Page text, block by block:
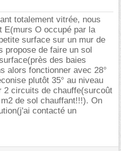
totalement vitrée, nous
E(murs O occupé par la
surface sur un mur de
propose de faire un sol
des baies
alors fonctionner avec 28°
plutôt 35° au niveau
2 circuits de chauffe(surcoût
de sol chauffant!!!). On
contacté un